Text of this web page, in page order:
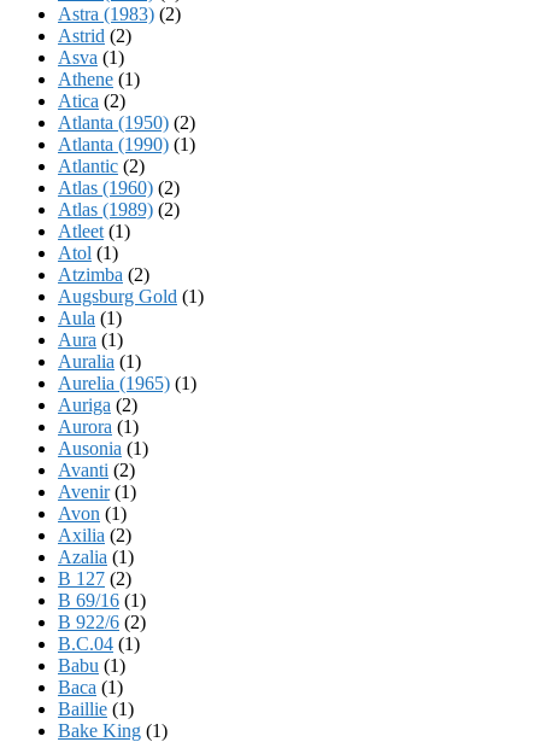
Astra (1983) (2)
Astrid (2)
Asva (1)
Athene (1)
Atica (2)
Atlanta (1950) (2)
Atlanta (1990) (1)
Atlantic (2)
Atlas (1960) (2)
Atlas (1989) (2)
Atleet (1)
Atol (1)
Atzimba (2)
Augsburg Gold (1)
Aula (1)
Aura (1)
Auralia (1)
Aurelia (1965) (1)
Auriga (2)
Aurora (1)
Ausonia (1)
Avanti (2)
Avenir(1)
Avon (1)
Axilia (2)
Azalia (1)
B 127 (2)
B 69/16 (1)
B 922/6 (2)
B.C.04 (1)
Babu (1)
Baca (1)
Baillie (1)
Bake King (1)